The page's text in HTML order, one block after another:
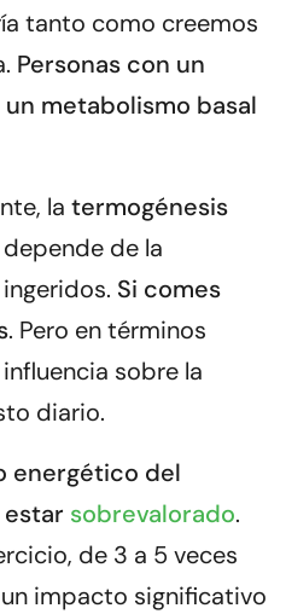
tanto como creemos
Personas con un
metabolismo basal
la termogénesis
de la
Si comes
. Pero en términos
sobre la
diario.
energético del
sobrevalorado.
de 3 a 5 veces
impacto significativo